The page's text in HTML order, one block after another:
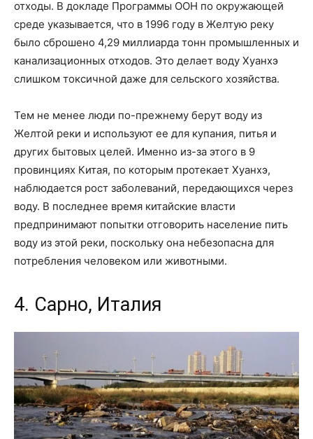
отходы. В докладе Программы ООН по окружающей
среде указывается, что в 1996 году в Желтую реку
было сброшено 4,29 миллиарда тонн промышленных и
канализационных отходов. Это делает воду Хуанхэ
слишком токсичной даже для сельского хозяйства.
Тем не менее люди по-прежнему берут воду из
Желтой реки и используют ее для купания, питья и
других бытовых целей. Именно из-за этого в 9
провинциях Китая, по которым протекает Хуанхэ,
наблюдается рост заболеваний, передающихся через
воду. В последнее время китайские власти
предпринимают попытки отговорить население пить
воду из этой реки, поскольку она небезопасна для
потребления человеком или животными.
4. Сарно, Италия